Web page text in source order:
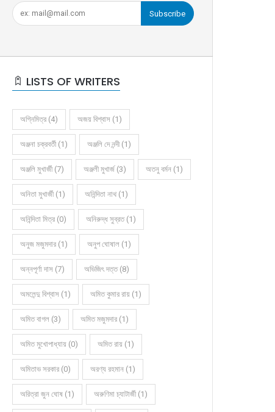
Subscribe
LISTS OF WRITERS
অগ্নিমিত্র (4) অজয় বিশ্বাস (1)
অঞ্জনা চক্রবর্তী (1) অঞ্জলি দে নন্দী (1)
অঞ্জলি মুখার্জী (7) অঞ্জলী মুখার্জ (3) অতনু বর্মন (1)
অনিতা মুখার্জী (1) অনিন্দিতা নাথ (1)
অনিন্দিতা মিত্র (0) অনিরুদ্ধ সুব্রত (1)
অনুজ মজুমদার (1) অনুপ ঘোষাল (1)
অন্নপূর্ণা দাস (7) অভিজিৎ দত্ত (8)
অমলেন্দু বিশ্বাস (1) অমিত কুমার রায় (1)
অমিত বাগল (3) অমিত মজুমদার (1)
অমিত মুখোপাধ্যায় (0) অমিত রায় (1)
অমিতাভ সরকার (0) অরণ্য রহমান (1)
অরিত্রা জুন ঘোষ (1) অরুণিমা চ্যাটার্জী (1)